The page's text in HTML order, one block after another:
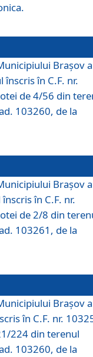
Braşov a
în C.F. nr.
de 4/56 din
103260, de la
Braşov a
în C.F. nr.
de 2/8 din
103261, de la
Braşov a
în C.F. nr.
224 din terenul
103260, de la